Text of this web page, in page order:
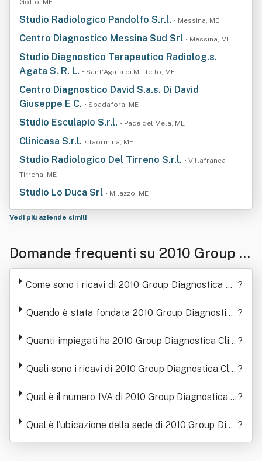
Gotto, ME
Studio Radiologico Pandolfo S.r.l. • Messina, ME
Centro Diagnostico Messina Sud Srl • Messina, ME
Studio Diagnostico Terapeutico Radiolog.s.
Agata S. R. L. • Sant'Agata di Militello, ME
Centro Diagnostico David S.a.s. Di David
Giuseppe E C. • Spadafora, ME
Studio Esculapio S.r.l. • Pace del Mela, ME
Clinicasa S.r.l. • Taormina, ME
Studio Radiologico Del Tirreno S.r.l. • Villafranca
Tirrena, ME
Studio Lo Duca Srl • Milazzo, ME
Vedi più aziende simili
Domande frequenti su 2010 Group Di
agnostica Clinica Associata Società
Come sono i ricavi di 2010 Group Diagnostica Cli
imi anni
?
Quando è stata fondata 2010 Group Diagnostica ?
Quanti impiegati ha 2010 Group Diagnostica Clini ?
Quali sono i ricavi di 2010 Group Diagnostica Clin ?
Qual è il numero IVA di 2010 Group Diagnostica C?
Qual è l'ubicazione della sede di 2010 Group Diag
nostica Clinica Associata Società Consortile A R.
?